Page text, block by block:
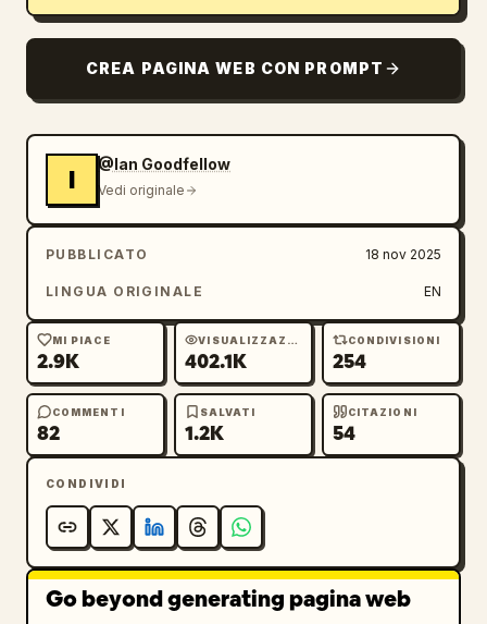
CREA PAGINA WEB CON PROMPT
I
@Ian Goodfellow
Vedi originale
PUBBLICATO 18 nov 2025
LINGUA ORIGINALE EN
MI PIACE
2.9K
VISUALIZZAZIONI
402.1K
CONDIVISIONI
254
COMMENTI
82
SALVATI
1.2K
CITAZIONI
54
CONDIVIDI
Go beyond generating pagina web